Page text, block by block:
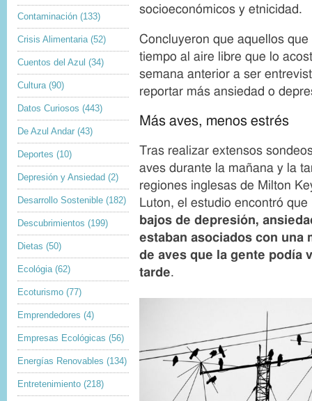
Contaminación (133)
Crisis Alimentaria (52)
Cuentos del Azul (34)
Cultura (90)
Datos Curiosos (443)
De Azul Andar (43)
Deportes (10)
Depresión y Ansiedad (2)
Desarrollo Sostenible (182)
Descubrimientos (199)
Dietas (50)
Ecológia (62)
Ecoturismo (77)
Emprendedores (4)
Empresas Ecológicas (56)
Energías Renovables (134)
Entretenimiento (218)
socioeconómicos y etnicidad.
Concluyeron que aquellos
tiempo al aire libre que lo
semana anterior a ser
reportar más ansiedad o
Más aves, menos estrés
Tras realizar extensos
aves durante la mañana y la
regiones inglesas de Milton
Luton, el estudio encontró que
bajos de depresión,
estaban asociados con una
de aves que la gente podía
tarde.